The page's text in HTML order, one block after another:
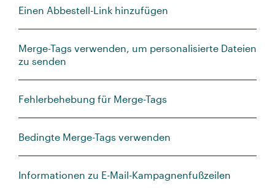
Einen Abbestell-Link hinzufügen
Merge-Tags verwenden, um personalisierte Dateien
zu senden
Fehlerbehebung für Merge-Tags
Bedingte Merge-Tags verwenden
Informationen zu E-Mail-Kampagnenfußzeilen